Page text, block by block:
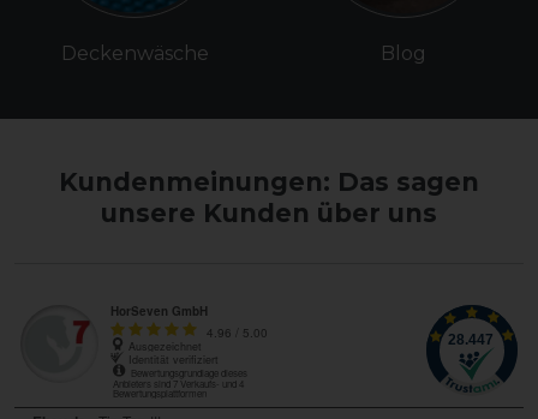
Deckenwäsche Blog
Kundenmeinungen: Das sagen
unsere Kunden über uns